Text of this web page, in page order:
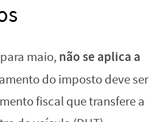
maio, não se aplica a
do imposto deve ser
fiscal que transfere a